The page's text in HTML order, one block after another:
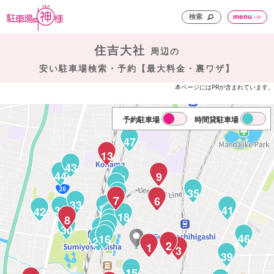
検索 menu
住吉大社
周辺の
安い駐車場検索・予約【最大料金・裏ワザ】
本ページにはPRが含まれています。
47
46
44
43
42 41
39
36
35
33
31
30
29
28
2724
23
22
21
20
19
18
17
16
13
9
8
7 6
3
2
1
予約駐車場 時間貸駐車場